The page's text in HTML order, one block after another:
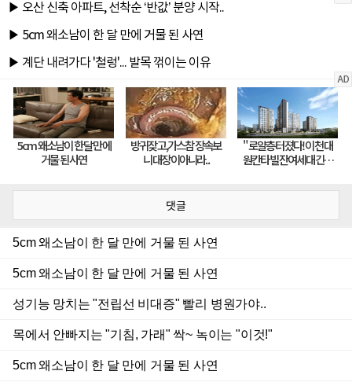
댓글